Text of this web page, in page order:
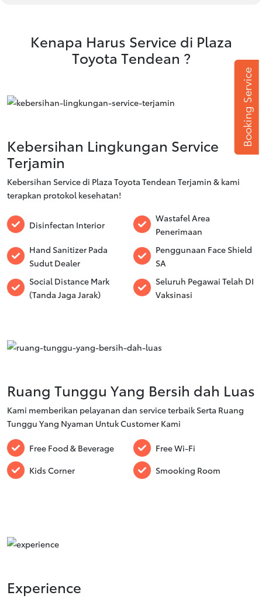
Kenapa Harus Service di Plaza
Toyota Tendean ?
Kebersihan Lingkungan Service
Terjamin
Kebersihan Service di Plaza Toyota Tendean Terjamin & kami
terapkan protokol kesehatan!
Disinfectan Interior
Wastafel Area
Penerimaan
Hand Sanitizer Pada
Sudut Dealer
Penggunaan Face Shield
SA
Social Distance Mark
(Tanda Jaga Jarak)
Seluruh Pegawai Telah DI
Vaksinasi
Ruang Tunggu Yang Bersih dah Luas
Kami memberikan pelayanan dan service terbaik Serta Ruang
Tunggu Yang Nyaman Untuk Customer Kami
Free Food & Beverage
Free Wi-Fi
Kids Corner
Smooking Room
Experience
Booking Service